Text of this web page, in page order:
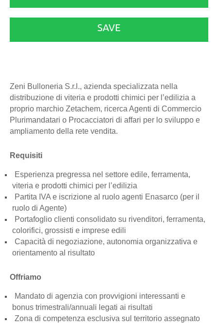
SAVE
Zeni Bulloneria S.r.l., azienda specializzata nella
distribuzione di viteria e prodotti chimici per l’edilizia a
proprio marchio Zetachem, ricerca Agenti di Commercio
Plurimandatari o Procacciatori di affari per lo sviluppo e
ampliamento della rete vendita.
Requisiti
Esperienza pregressa nel settore edile, ferramenta,
viteria e prodotti chimici per l’edilizia
Partita IVA e iscrizione al ruolo agenti Enasarco (per il
ruolo di Agente)
Portafoglio clienti consolidato su rivenditori, ferramenta,
colorifici, grossisti e imprese edili
Capacità di negoziazione, autonomia organizzativa e
orientamento al risultato
Offriamo
Mandato di agenzia con provvigioni interessanti e
bonus trimestrali/annuali legati ai risultati
Zona di competenza esclusiva sul territorio assegnato